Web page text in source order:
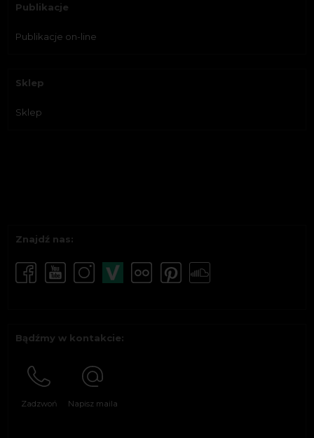
Publikacje
Publikacje on-line
Sklep
Sklep
Znajdź nas:
Bądźmy w kontakcie:
Zadzwoń Napisz maila